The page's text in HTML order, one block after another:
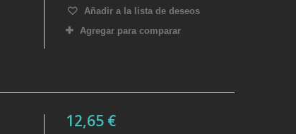
Añadir a la lista de deseos
Agregar para comparar
12,65 €